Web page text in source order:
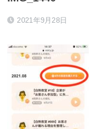
2021年9月28日